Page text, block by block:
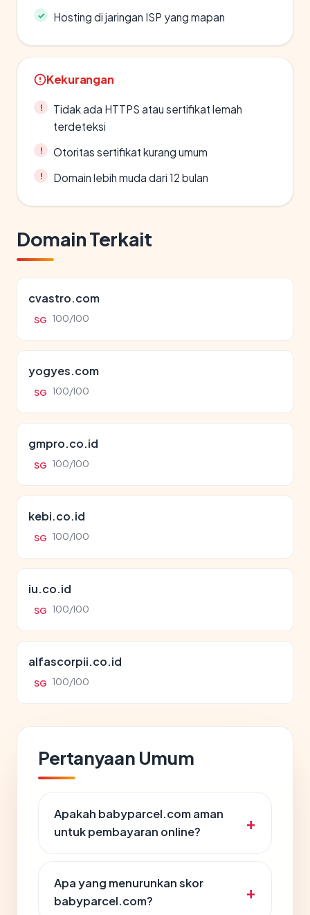
Hosting di jaringan ISP yang mapan
Kekurangan
Tidak ada HTTPS atau sertifikat lemah
terdeteksi
Otoritas sertifikat kurang umum
Domain lebih muda dari 12 bulan
Domain Terkait
cvastro.com
SG 100/100
yogyes.com
SG 100/100
gmpro.co.id
SG 100/100
kebi.co.id
SG 100/100
iu.co.id
SG 100/100
alfascorpii.co.id
SG 100/100
Pertanyaan Umum
Apakah babyparcel.com aman
untuk pembayaran online?
Apa yang menurunkan skor
babyparcel.com?